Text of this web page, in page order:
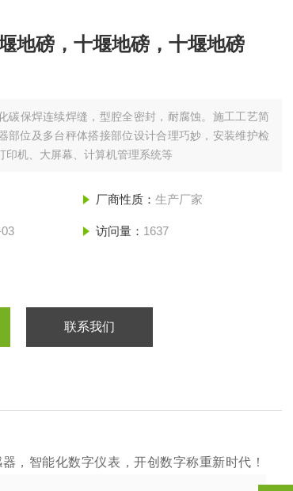
地磅，十堰地磅，十堰地磅
碳保焊连续焊缝，型腔全密封，耐腐蚀。施工工艺简
部位及多台秤体搭接部位设计合理巧妙，安装维护检
印机、大屏幕、计算机管理系统等
厂商性质： 生产厂家
访问量： 1637
联系我们
，智能化数字仪表，开创数字称重新时代！